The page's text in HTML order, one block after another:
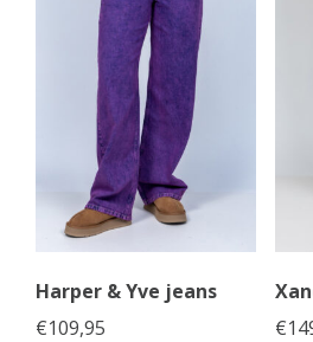
Harper & Yve jeans
€109,95
€